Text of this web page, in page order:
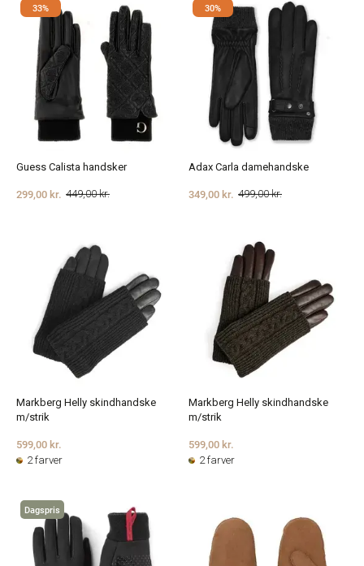
33%
Guess Calista handsker
449,00 kr.
299,00 kr.
30%
Adax Carla damehandske
499,00 kr.
349,00 kr.
Markberg Helly skindhandske
m/strik
599,00 kr.
2 farver
Markberg Helly skindhandske
m/strik
599,00 kr.
2 farver
Dagspris